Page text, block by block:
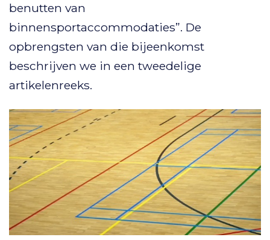
benutten van
binnensportaccommodaties”. De
opbrengsten van die bijeenkomst
beschrijven we in een tweedelige
artikelenreeks.